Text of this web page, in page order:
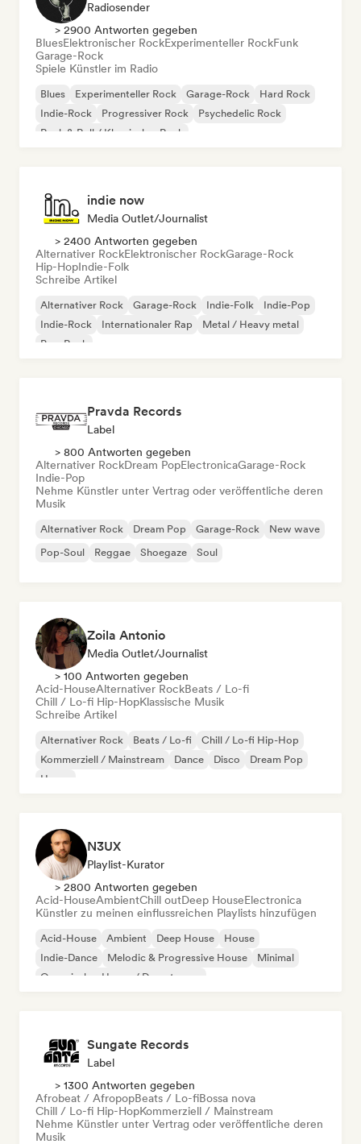
Radiosender
> 2900 Antworten gegeben
BluesElektronischer RockExperimenteller RockFunk
Garage-Rock
Spiele Künstler im Radio
Blues Experimenteller Rock Garage-Rock
Hard Rock
Indie-Rock
Progressiver Rock
Psychedelic Rock
Rock & Roll / Klassischer Rock
indie now
Media Outlet/Journalist
> 2400 Antworten gegeben
Alternativer RockElektronischer RockGarage-Rock
Hip-HopIndie-Folk
Schreibe Artikel
Alternativer Rock Garage-Rock Indie-Folk
Indie-Pop
Indie-Rock
Internationaler Rap
Metal / Heavy metal
Pop-Rock
Pravda Records
Label
> 800 Antworten gegeben
Alternativer RockDream PopElectronicaGarage-Rock
Indie-Pop
Nehme Künstler unter Vertrag oder veröffentliche deren
Musik
Alternativer Rock Dream Pop Garage-Rock
New wave
Pop-Soul
Reggae Shoegaze Soul
Zoila Antonio
Media Outlet/Journalist
> 100 Antworten gegeben
Acid-HouseAlternativer RockBeats / Lo-fi
Chill / Lo-fi Hip-HopKlassische Musik
Schreibe Artikel
Alternativer Rock Beats / Lo-fi
Chill / Lo-fi Hip-Hop
Kommerziell / Mainstream
Dance Disco
Dream Pop
House
N3UX
Playlist-Kurator
> 2800 Antworten gegeben
Acid-HouseAmbientChill outDeep HouseElectronica
Künstler zu meinen einflussreichen Playlists hinzufügen
Acid-House Ambient Deep House
House
Indie-Dance
Melodic & Progressive House
Minimal
Organischer House / Downtempo
Sungate Records
Label
> 1300 Antworten gegeben
Afrobeat / AfropopBeats / Lo-fiBossa nova
Chill / Lo-fi Hip-HopKommerziell / Mainstream
Nehme Künstler unter Vertrag oder veröffentliche deren
Musik